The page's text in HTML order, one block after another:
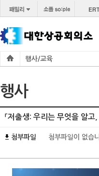
행사/교육
행사
「저출생: 우리는 무엇을 알고
첨부파일 첨부파일이 없습